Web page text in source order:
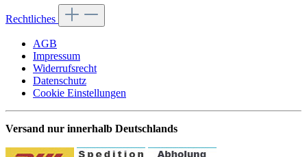
Rechtliches
AGB
Impressum
Widerrufsrecht
Datenschutz
Cookie Einstellungen
Versand nur innerhalb Deutschlands